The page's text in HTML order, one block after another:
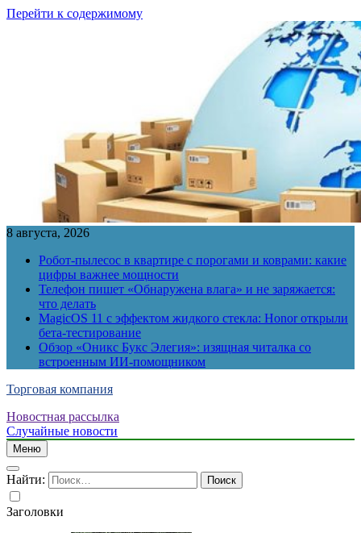
Перейти к содержимому
8 августа, 2026
Робот-пылесос в квартире с порогами и коврами: какие
цифры важнее мощности
Телефон пишет «Обнаружена влага» и не заряжается:
что делать
MagicOS 11 с эффектом жидкого стекла: Honor открыли
бета-тестирование
Обзор «Оникс Букс Элегия»: изящная читалка со
встроенным ИИ-помощником
Торговая компания
Новостная рассылка
Случайные новости
Меню
Найти:
Заголовки